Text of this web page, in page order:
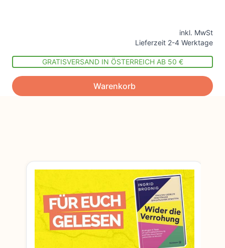
inkl. MwSt
Lieferzeit 2-4 Werktage
GRATISVERSAND IN ÖSTERREICH AB 50 €
Warenkorb